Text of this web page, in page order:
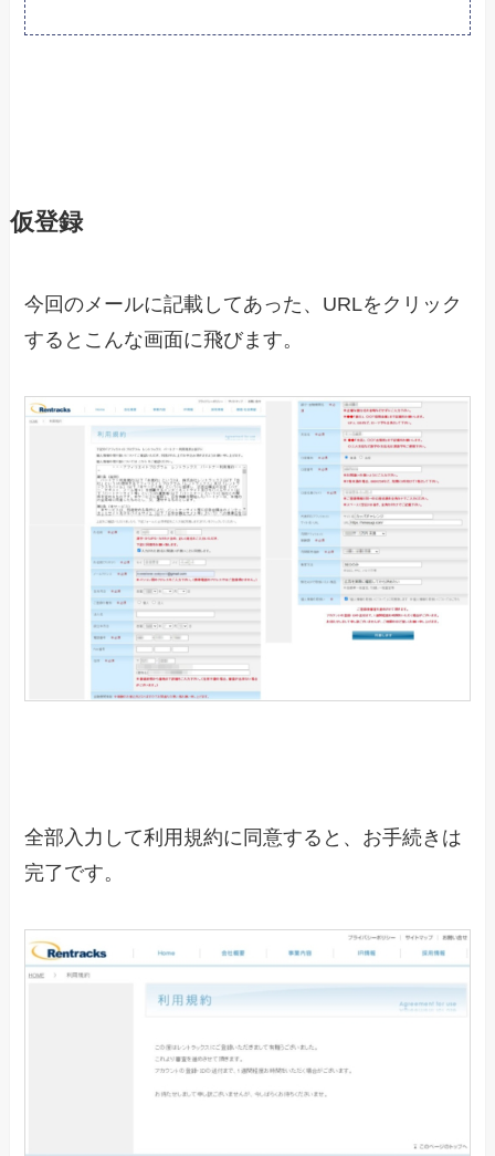
仮登録
今回のメールに記載してあった、URLをクリック
するとこんな画面に飛びます。
全部入力して利用規約に同意すると、お手続きは
完了です。